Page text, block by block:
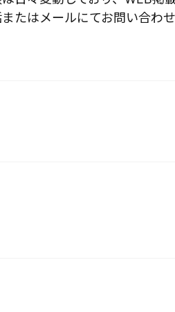
たはメールにてお問い合わせ